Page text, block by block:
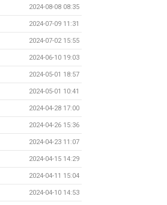
2024-08-08 08:35
2024-07-09 11:31
2024-07-02 15:55
2024-06-10 19:03
2024-05-01 18:57
2024-05-01 10:41
2024-04-28 17:00
2024-04-26 15:36
2024-04-23 11:07
2024-04-15 14:29
2024-04-11 15:04
2024-04-10 14:53